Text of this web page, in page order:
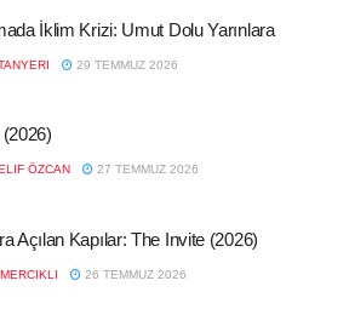
İklim Krizi: Umut Dolu Yarınlara
29 TEMMUZ 2026
ÖZCAN 27 TEMMUZ 2026
Açılan Kapılar: The Invite (2026)
26 TEMMUZ 2026